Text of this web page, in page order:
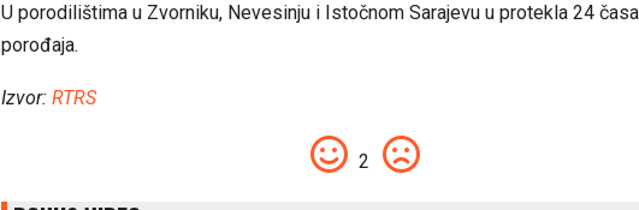
U porodilištima u Zvorniku, Nevesinju i Istočnom Sarajevu u protekla 24
porođaja.
Izvor: RTRS
2